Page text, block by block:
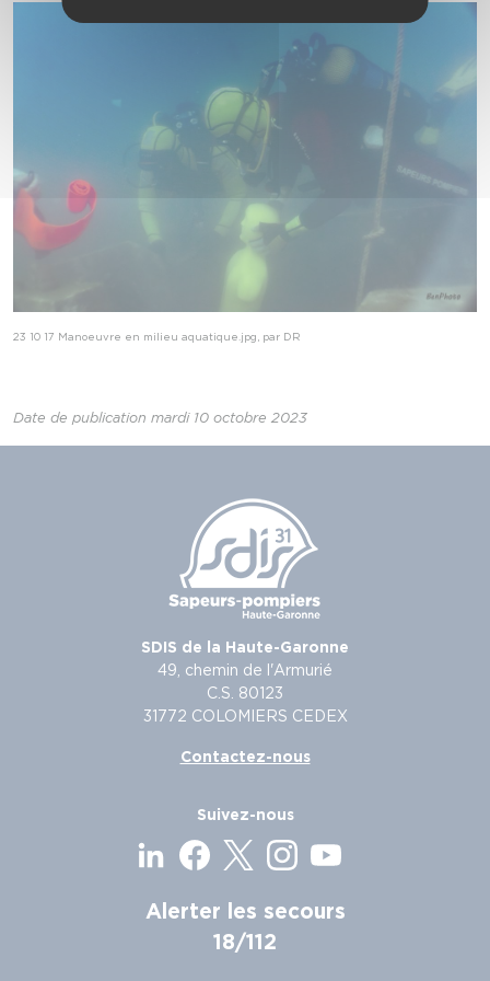
23 10 17 Manoeuvre en milieu aquatique.jpg, par DR
Date de publication mardi 10 octobre 2023
SDIS de la Haute-Garonne
49, chemin de l'Armurié
C.S. 80123
31772 COLOMIERS CEDEX
Contactez-nous
Suivez-nous
Alerter les secours
18/112